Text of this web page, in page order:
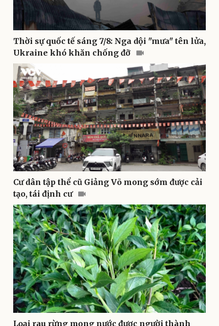
Doanh nghiệp
Thông tin doanh nghiệp
Doanh nghiệp 24h
Doanh nhân
Vì cộng đồng
Công nghệ
Sành điệu
Tin Công nghệ
Trải nghiệm
Chuyển đổi số
Sức khỏe
Dinh dưỡng - món ngon
Cây thuốc
Sản phụ khoa
Nhi khoa
Nam khoa
Làm đẹp - giảm cân
Phòng mạch online
Ăn sạch sống khỏe
Đời sống
Nhà đẹp
Blog
Tình yêu - Gia đình
Thời sự quốc tế sáng 7/8: Nga dội "mưa" tên lửa,
Ukraine khó khăn chống đỡ
Cư dân tập thể cũ Giảng Võ mong sớm được cải
tạo, tái định cư
Loại rau rừng mọng nước được người thành